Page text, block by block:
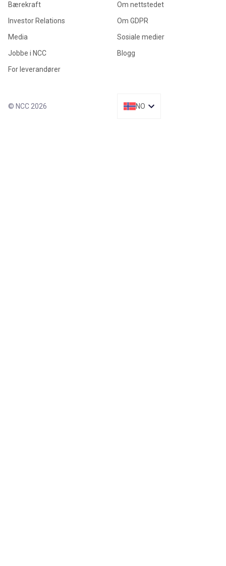
Bærekraft
Investor Relations
Media
Jobbe i NCC
For leverandører
Om nettstedet
Om GDPR
Sosiale medier
Blogg
© NCC 2026 NO